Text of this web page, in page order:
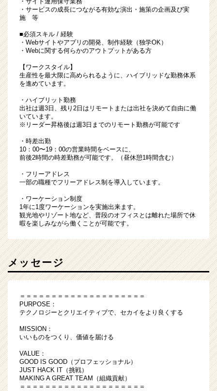
・サービスの成長につながる有効な演出・施策の企画及び実
施 等
■必須スキル / 経験
・Webサイトやアプリの開発、制作経験（独学OK）
・Webに関する何らかのアウトプットがある方
【ワークスタイル】
生産性を最大限に高められるように、ハイブリッドな勤務体系
を進めています。
・ハイブリット勤務
出社は週3日、残り2日はリモートまたは出社を決めて自由に働
いています。
※リーダー昇格後は週3日までのリモート勤務が可能です
・時差出勤
10：00〜19：00の営業時間をベースに、
前後2時間の時差勤務が可能です。（昼休憩1時間含む）
・フリーアドレス
一部の職種でフリーアドレス制を導入しています。
・ワーケーション制度
1年に1度ワーケーションを実施出来ます。
観光地やリゾート地など、普段のオフィスとは離れた場所で休
暇を楽しみながら働くことが可能です。
メッセージ
＝＝＝＝＝＝＝＝＝＝＝＝＝＝＝＝＝＝＝＝
PURPOSE：
テクノロジーとクリエイティブで、セカイをより良くする
MISSION：
いいものをつくり、価値を届ける
VALUE：
GOOD IS GOOD（プロフェッショナル）
JUST HACK IT（挑戦）
MAKING A GREAT TEAM（組織貢献）
＝＝＝＝＝＝＝＝＝＝＝＝＝＝＝＝＝＝＝＝